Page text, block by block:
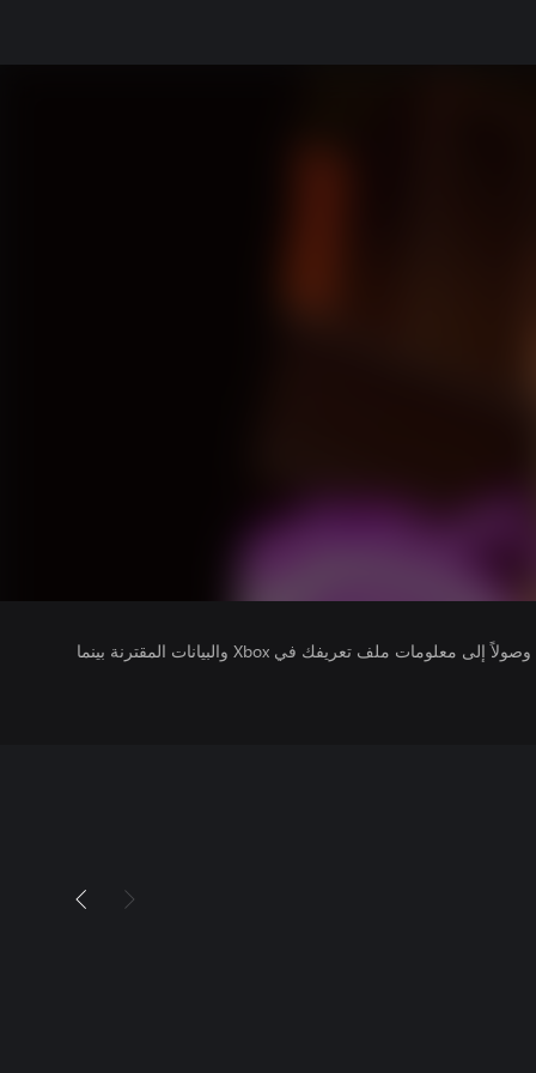
يتلقى ناشرو الألعاب التي تقوم بتشغيلها وصولاً إلى معلومات ملف تعريفك في Xbox والبيانات المقترنة بينما